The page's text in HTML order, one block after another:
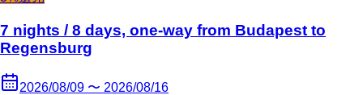
7 nights / 8 days, one-way from Budapest to
Regensburg
2026/08/09 〜 2026/08/16